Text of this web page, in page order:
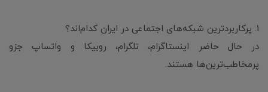
1. پرکاربردترین شبکه‌های اجتماعی در ایران کدام‌اند؟
در حال حاضر اینستاگرام، تلگرام، روبیکا و واتساپ جزو
پرمخاطب‌ترین‌ها هستند.